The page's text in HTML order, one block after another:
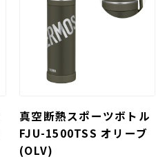
真空断熱スポーツボトル
FJU-1500TSS オリーブ
(OLV)